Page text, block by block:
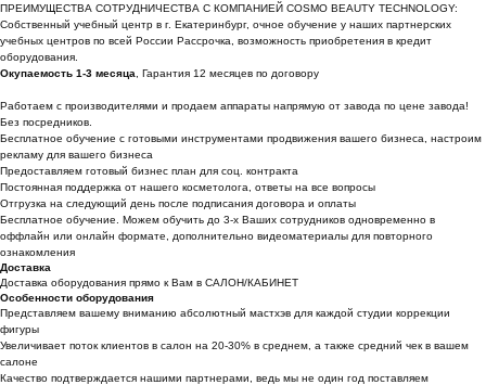
ПРЕИМУЩЕСТВА СОТРУДНИЧЕСТВА С КОМПАНИЕЙ COSMO BEAUTY TECHNOLOGY:
Собственный учебный центр в г. Екатеринбург, очное обучение у наших партнерских
учебных центров по всей России Рассрочка, возможность приобретения в кредит
оборудования.
Окупаемость 1-3 месяца , Гарантия 12 месяцев по договору
Работаем с производителями и продаем аппараты напрямую от завода по цене завода!
Без посредников.
Бесплатное обучение с готовыми инструментами продвижения вашего бизнеса, настроим
рекламу для вашего бизнеса
Предоставляем готовый бизнес план для соц. контракта
Постоянная поддержка от нашего косметолога, ответы на все вопросы
Отгрузка на следующий день после подписания договора и оплаты
Бесплатное обучение. Можем обучить до 3-х Ваших сотрудников одновременно в
оффлайн или онлайн формате, дополнительно видеоматериалы для повторного
ознакомления
Доставка
Доставка оборудования прямо к Вам в САЛОН/КАБИНЕТ
Особенности оборудования
Представляем вашему вниманию абсолютный мастхэв для каждой студии коррекции
фигуры
Увеличивает поток клиентов в салон на 20-30% в среднем, а также средний чек в вашем
салоне
Качество подтверждается нашими партнерами, ведь мы не один год поставляем